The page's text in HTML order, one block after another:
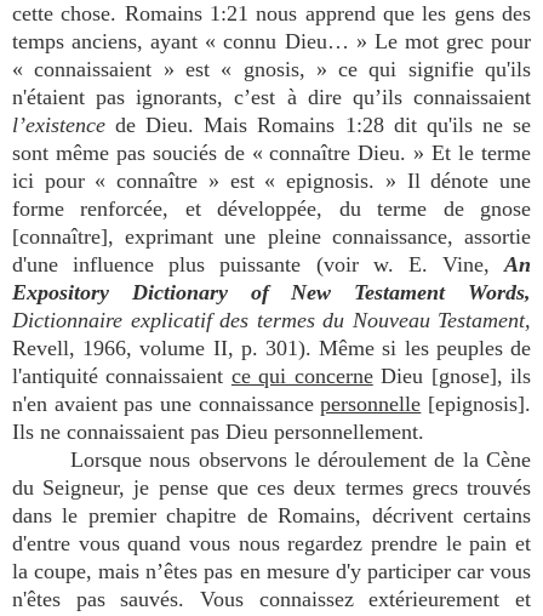
cette chose. Romains 1:21 nous apprend que les gens des
temps anciens, ayant « connu Dieu… » Le mot grec pour
« connaissaient » est « gnosis, » ce qui signifie qu'ils
n'étaient pas ignorants, c’est à dire qu’ils connaissaient
l’existence de Dieu. Mais Romains 1:28 dit qu'ils ne se
sont même pas souciés de « connaître Dieu. » Et le terme
ici pour « connaître » est « epignosis. » Il dénote une
forme renforcée, et développée, du terme de gnose
[connaître], exprimant une pleine connaissance, assortie
d'une influence plus puissante (voir w. E. Vine,An
Expository Dictionary of New Testament Words,
Dictionnaire explicatif des termes du Nouveau Testament,
Revell, 1966, volume II, p. 301). Même si les peuples de
l'antiquité connaissaient ce qui concerneDieu [gnose], ils
n'en avaient pas une connaissancepersonnelle [epignosis].
Ils ne connaissaient pas Dieu personnellement.
Lorsque nous observons le déroulement de la Cène
du Seigneur, je pense que ces deux termes grecs trouvés
dans le premier chapitre de Romains, décrivent certains
d'entre vous quand vous nous regardez prendre le pain et
la coupe, mais n’êtes pas en mesure d'y participer car vous
n'êtes pas sauvés. Vous connaissez extérieurement et